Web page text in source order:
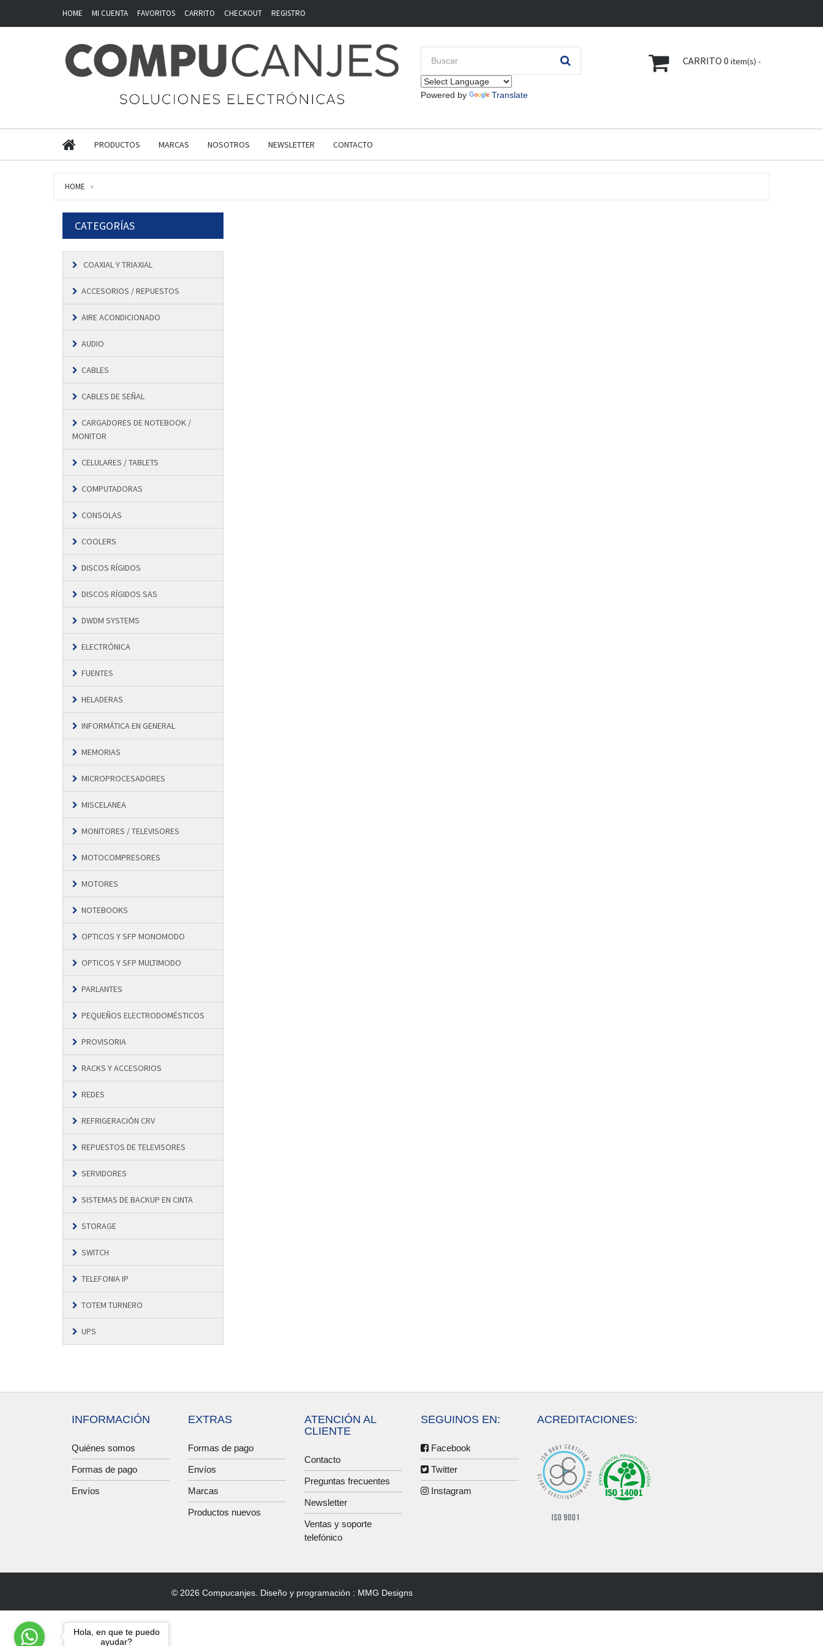
HOME MI CUENTA FAVORITOS CARRITO CHECKOUT REGISTRO
Powered by Translate
CARRITO 0 item(s) -
PRODUCTOS MARCAS NOSOTROS NEWSLETTER CONTACTO
HOME
CATEGORÍAS
COAXIAL Y TRIAXIAL
ACCESORIOS / REPUESTOS
AIRE ACONDICIONADO
AUDIO
CABLES
CABLES DE SEÑAL
CARGADORES DE NOTEBOOK /
MONITOR
CELULARES / TABLETS
COMPUTADORAS
CONSOLAS
COOLERS
DISCOS RÍGIDOS
DISCOS RÍGIDOS SAS
DWDM SYSTEMS
ELECTRÓNICA
FUENTES
HELADERAS
INFORMÁTICA EN GENERAL
MEMORIAS
MICROPROCESADORES
MISCELANEA
MONITORES / TELEVISORES
MOTOCOMPRESORES
MOTORES
NOTEBOOKS
OPTICOS Y SFP MONOMODO
OPTICOS Y SFP MULTIMODO
PARLANTES
PEQUEÑOS ELECTRODOMÉSTICOS
PROVISORIA
RACKS Y ACCESORIOS
REDES
REFRIGERACIÓN CRV
REPUESTOS DE TELEVISORES
SERVIDORES
SISTEMAS DE BACKUP EN CINTA
STORAGE
SWITCH
TELEFONIA IP
TOTEM TURNERO
UPS
INFORMACIÓN
Quiénes somos
Formas de pago
Envíos
EXTRAS
Formas de pago
Envíos
Marcas
Productos nuevos
ATENCIÓN AL
CLIENTE
Contacto
Preguntas frecuentes
Newsletter
Ventas y soporte
telefónico
SEGUINOS EN:
Facebook
Twitter
Instagram
ACREDITACIONES:
© 2026 Compucanjes. Diseño y programación : MMG Designs
Hola, en que te puedo
ayudar?